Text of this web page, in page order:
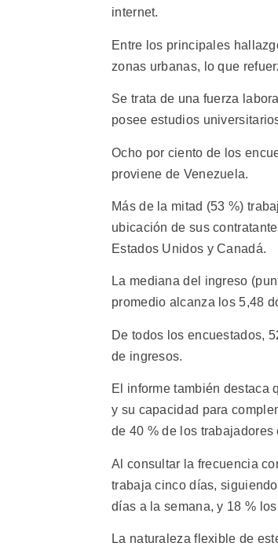
internet.
Entre los principales
zonas urbanas, lo que
Se trata de una fuerza
posee estudios
Ocho por ciento de los
proviene de Venezuela.
Más de la mitad (53 %)
ubicación de sus
Estados Unidos y Canadá.
La mediana del ingreso
promedio alcanza los 5,48
De todos los encuestados,
de ingresos.
El informe también destaca
y su capacidad para
de 40 % de los
Al consultar la frecuencia
trabaja cinco días,
días a la semana, y 18 %
La naturaleza flexible de